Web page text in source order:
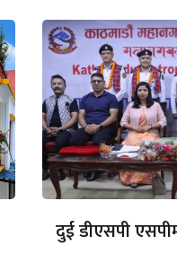
दुई डीएसपी